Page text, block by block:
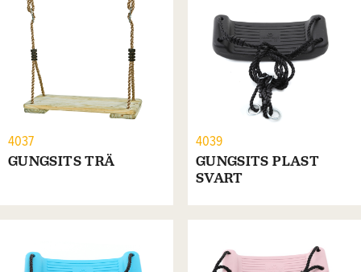
4037
GUNGSITS TRÄ
4039
GUNGSITS PLAST
SVART